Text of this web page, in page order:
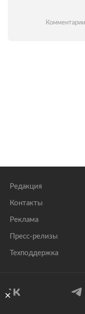
Редакция
Контакты
Реклама
Пресс-релизы
Техподдержка